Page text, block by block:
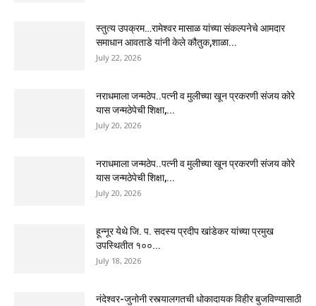
स्तुत्य उपक्रम…रामेश्वर मासाळ यांच्या संकल्पनेचे आमदार
समाधान आवताडे यांनी केले कौतुक,शाळा...
July 22, 2026
नराधमाला जन्मठेप..पत्नी व मुलीच्या खून प्रकरणी संजय कोरे
यास जन्मठेपेची शिक्षा,...
July 20, 2026
नराधमाला जन्मठेप..पत्नी व मुलीच्या खून प्रकरणी संजय कोरे
यास जन्मठेपेची शिक्षा,...
July 20, 2026
हून्नूर येथे जि. प. सदस्य प्रदीप खांडेकर यांच्या प्रमुख
उपस्थितीत १००...
July 18, 2026
नंदेश्वर-जुनोनी रस्त्यालगतची धोकादायक विहीर बुजविण्यासाठी